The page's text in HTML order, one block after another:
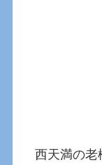
西天満の老